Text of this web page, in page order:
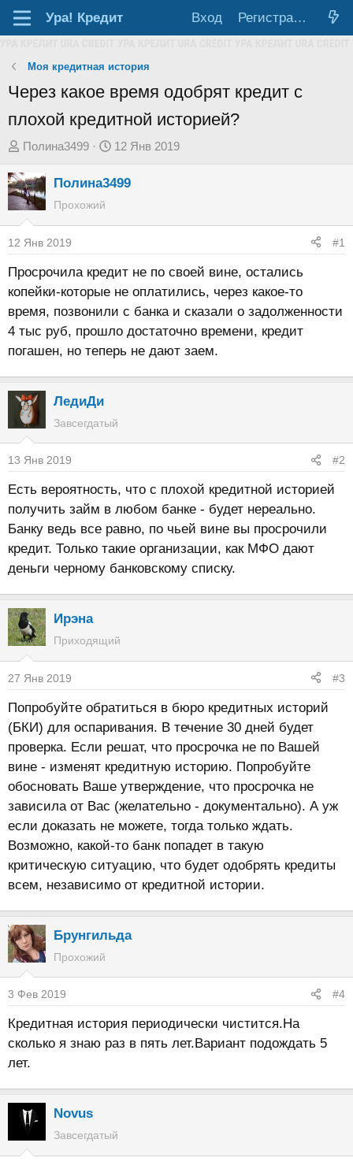
Ура! Кредит Вход Регистрация
Моя кредитная история
Через какое время одобрят кредит с
плохой кредитной историей?
А
т
о
р
т
е
м
ы
Полина3499
Д
т
ч
а
л
а
12 Янв 2019
Полина3499
Прохожий
12 Янв 2019 #1
Просрочила кредит не по своей вине, остались
копейки-которые не оплатились, через какое-то
время, позвонили с банка и сказали о задолженности
4 тыс руб, прошло достаточно времени, кредит
погашен, но теперь не дают заем.
ЛедиДи
Завсегдатый
13 Янв 2019 #2
Есть вероятность, что с плохой кредитной историей
получить займ в любом банке - будет нереально.
Банку ведь все равно, по чьей вине вы просрочили
кредит. Только такие организации, как МФО дают
деньги черному банковскому списку.
Ирэна
Приходящий
27 Янв 2019 #3
Попробуйте обратиться в бюро кредитных историй
(БКИ) для оспаривания. В течение 30 дней будет
проверка. Если решат, что просрочка не по Вашей
вине - изменят кредитную историю. Попробуйте
обосновать Ваше утверждение, что просрочка не
зависила от Вас (желательно - документально). А уж
если доказать не можете, тогда только ждать.
Возможно, какой-то банк попадет в такую
критическую ситуацию, что будет одобрять кредиты
всем, независимо от кредитной истории.
Брунгильда
Прохожий
3 Фев 2019 #4
Кредитная история периодически чистится.На
сколько я знаю раз в пять лет.Вариант подождать 5
лет.
Novus
Завсегдатый